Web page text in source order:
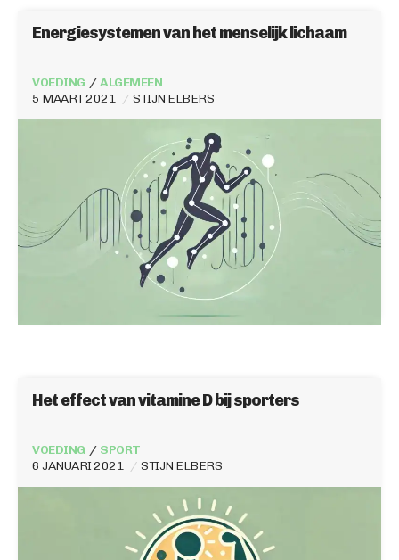
Energiesystemen van het menselijk lichaam
5 MAART 2021 STIJN ELBERS
VOEDING ALGEMEEN
Het effect van vitamine D bij sporters
6 JANUARI 2021 STIJN ELBERS
VOEDING SPORT